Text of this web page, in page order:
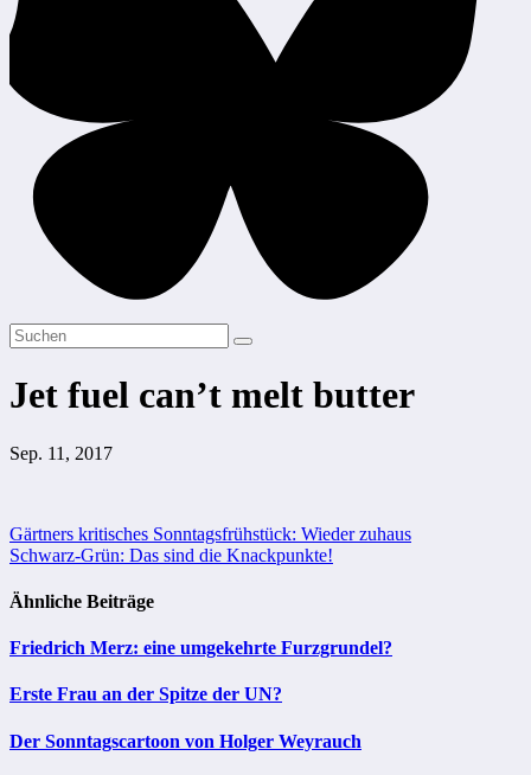
Jet fuel can’t melt butter
Sep. 11, 2017
Beitragsnavigation
Gärtners kritisches Sonntagsfrühstück: Wieder zuhaus
Schwarz-Grün: Das sind die Knackpunkte!
Ähnliche Beiträge
Friedrich Merz: eine umgekehrte Furzgrundel?
Erste Frau an der Spitze der UN?
Der Sonntagscartoon von Holger Weyrauch